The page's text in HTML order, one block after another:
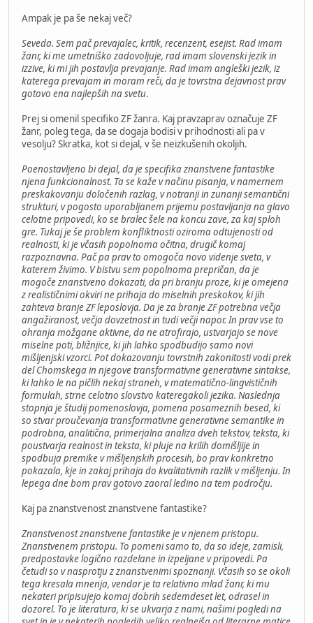
Ampak je pa še nekaj več?
Seveda. Sem pač prevajalec, kritik, recenzent, esejist. Rad imam
žanr, ki me umetniško zadovoljuje, rad imam slovenski jezik in
izzive, ki mi jih postavlja prevajanje. Rad imam angleški jezik, iz
katerega prevajam in moram reči, da je tovrstna dejavnost prav
gotovo ena najlepših na svetu.
Prej si omenil specifiko ZF žanra. Kaj pravzaprav označuje ZF
žanr, poleg tega, da se dogaja bodisi v prihodnosti ali pa v
vesolju? Skratka, kot si dejal, v še neizkušenih okoljih.
Poenostavljeno bi dejal, da je specifika znanstvene fantastike
njena funkcionalnost. Ta se kaže v načinu pisanja, v namernem
preskakovanju določenih razlag, v notranji in zunanji semantični
strukturi, v pogosto uporabljanem prijemu postavljanja na glavo
celotne pripovedi, ko se bralec šele na koncu zave, za kaj sploh
gre. Tukaj je še problem konfliktnosti oziroma odtujenosti od
realnosti, ki je včasih popolnoma očitna, drugič komaj
razpoznavna. Pač pa prav to omogoča novo videnje sveta, v
katerem živimo. V bistvu sem popolnoma prepričan, da je
mogoče znanstveno dokazati, da pri branju proze, ki je omejena
z realističnimi okviri ne prihaja do miselnih preskokov, ki jih
zahteva branje ZF leposlovja. Da je za branje ZF potrebna večja
angažiranost, večja dovzetnost in tudi večji napor. In prav vse to
ohranja možgane aktivne, da ne atrofirajo, ustvarjajo se nove
miselne poti, bližnjice, ki jih lahko spodbudijo samo novi
mišljenjski vzorci. Pot dokazovanju tovrstnih zakonitosti vodi prek
del Chomskega in njegove transformativne generativne sintakse,
ki lahko le na pičlih nekaj straneh, v matematično-lingvističnih
formulah, strne celotno slovstvo kateregakoli jezika. Naslednja
stopnja je študij pomenoslovja, pomena posameznih besed, ki
so stvar proučevanja transformativne generativne semantike in
podrobna, analitična, primerjalna analiza dveh tekstov, teksta, ki
poustvarja realnost in teksta, ki pluje na krilih domišljije in
spodbuja premike v mišljenjskih procesih, bo prav konkretno
pokazala, kje in zakaj prihaja do kvalitativnih razlik v mišljenju. In
lepega dne bom prav gotovo zaoral ledino na tem področju.
Kaj pa znanstvenost znanstvene fantastike?
Znanstvenost znanstvene fantastike je v njenem pristopu.
Znanstvenem pristopu. To pomeni samo to, da so ideje, zamisli,
predpostavke logično razdelane in izpeljane v pripovedi. Pa
četudi so v nasprotju z znanstvenimi spoznanji. Včasih so se okoli
tega kresala mnenja, vendar je ta relativno mlad žanr, ki mu
nekateri pripisujejo komaj dobrih sedemdeset let, odrasel in
dozorel. To je literatura, ki se ukvarja z nami, našimi pogledi na